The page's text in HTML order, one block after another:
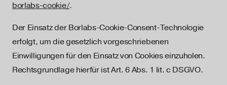
borlabs-cookie/.
Der Einsatz der Borlabs-Cookie-Consent-Technologie
erfolgt, um die gesetzlich vorgeschriebenen
Einwilligungen für den Einsatz von Cookies einzuholen.
Rechtsgrundlage hierfür ist Art. 6 Abs. 1 lit. c DSGVO.